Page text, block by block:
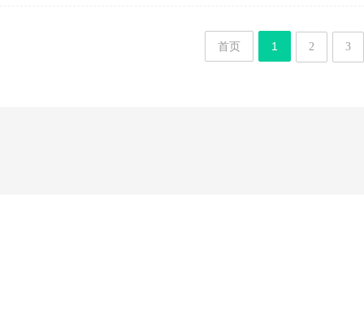
首页 1 2 3